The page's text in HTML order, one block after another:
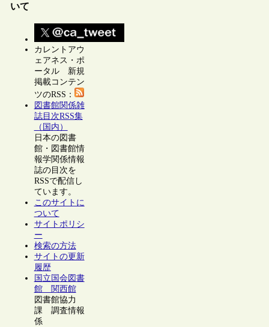
いて
カレントアウ
ェアネス・ポ
ータル 新規
掲載コンテン
ツのRSS：
図書館関係雑
誌目次RSS集
（国内）
日本の図書
館・図書館情
報学関係情報
誌の目次を
RSSで配信し
ています。
このサイトに
ついて
サイトポリシ
ー
検索の方法
サイトの更新
履歴
国立国会図書
館 関西館
図書館協力
課 調査情報
係